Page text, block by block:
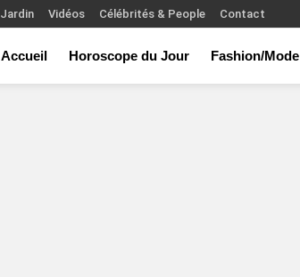
Jardin Vidéos Célébrités & People Contact
Accueil Horoscope du Jour Fashion/Mode